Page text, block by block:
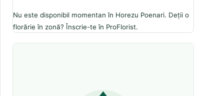
Nu este disponibil momentan în Horezu Poenari. Deții o
florărie în zonă? Înscrie-te în ProFlorist.